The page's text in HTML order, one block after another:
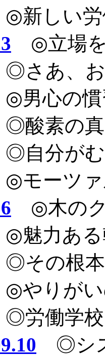
新しい労
◎立場
さあ、
男心の慣
酸素の
自分が
モーツァ
◎木の
魅力あ
その根
やりが
労働学校
◎シ